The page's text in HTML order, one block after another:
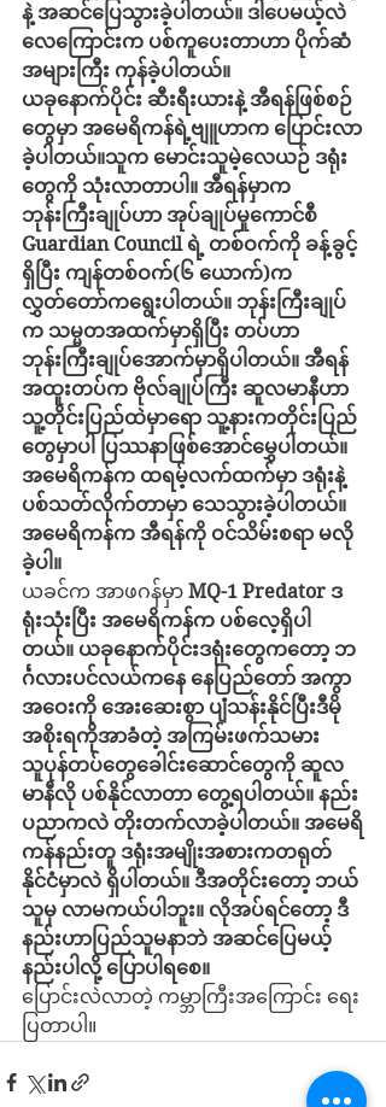
နဲ့ အဆင်ပြေသွားခဲ့ပါတယ်။ ဒါပေမယ့်လဲ
လေကြောင်းက ပစ်ကူပေးတာဟာ ပိုက်ဆံ
အများကြီး ကုန်ခဲ့ပါတယ်။
ယခုနောက်ပိုင်း ဆီးရီးယားနဲ့ အီရန်ဖြစ်စဉ်
တွေမှာ အမေရိကန်ရဲ့ဗျူဟာက ပြောင်းလာ
ခဲ့ပါတယ်။သူက မောင်းသူမဲ့လေယဉ် ဒရုံး
တွေကို သုံးလာတာပါ။ အီရန်မှာက
ဘုန်းကြီးချုပ်ဟာ အုပ်ချုပ်မှုကောင်စီ
Guardian Council ရဲ့ တစ်ဝက်ကို ခန့်ခွင့်
ရှိပြီး ကျန်တစ်ဝက်(၆ ယောက်)က
လွှတ်တော်ကရွေးပါတယ်။ ဘုန်းကြီးချုပ်
က သမ္မတအထက်မှာရှိပြီး တပ်ဟာ
ဘုန်းကြီးချုပ်အောက်မှာရှိပါတယ်။ အီရန်
အထူးတပ်က ဗိုလ်ချုပ်ကြီး ဆူလမာနီဟာ
သူ့တိုင်းပြည်ထဲမှာရော သူ့နားကတိုင်းပြည်
တွေမှာပါ ပြဿနာဖြစ်အောင်မွှေပါတယ်။
အမေရိကန်က ထရမ့်လက်ထက်မှာ ဒရုံးနဲ့
ပစ်သတ်လိုက်တာမှာ သေသွားခဲ့ပါတယ်။
အမေရိကန်က အီရန်ကို ဝင်သိမ်းစရာ မလို
ခဲ့ပါ။
ယခင်က အာဖဂန်မှာ MQ-1 Predator ဒ
ရုံးသုံးပြီး အမေရိကန်က ပစ်လေ့ရှိပါ
တယ်။ ယခုနောက်ပိုင်းဒရုံးတွေကတော့ ဘ
င်္ဂလားပင်လယ်ကနေ နေပြည်တော် အကွာ
အဝေးကို အေးဆေးစွာ ပျံသန်းနိုင်ပြီးဒီမို
အစိုးရကိုအာခံတဲ့ အကြမ်းဖက်သမား
သူပုန်တပ်တွေခေါင်းဆောင်တွေကို ဆူလ
မာနီလို ပစ်နိုင်လာတာ တွေ့ရပါတယ်။ နည်း
ပညာကလဲ တိုးတက်လာခဲ့ပါတယ်။ အမေရိ
ကန်နည်းတူ ဒရုံးအမျိုးအစားကတရုတ်
နိုင်ငံမှာလဲ ရှိပါတယ်။ ဒီအတိုင်းတော့ ဘယ်
သူမှ လာမကယ်ပါဘူး။ လိုအပ်ရင်တော့ ဒီ
နည်းဟာပြည်သူမနာဘဲ အဆင်ပြေမယ့်
နည်းပါလို့ ပြောပါရစေ။
ပြောင်းလဲလာတဲ့ ကမ္ဘာကြီးအကြောင်း ရေး
ပြတာပါ။